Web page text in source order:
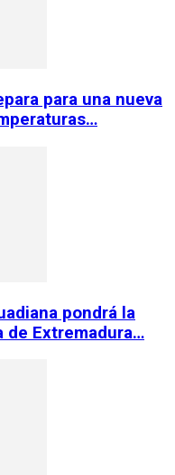
para una nueva
pondrá la
de Extremadura…